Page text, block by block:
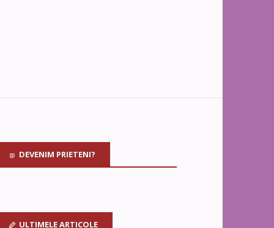
DEVENIM PRIETENI?
ULTIMELE ARTICOLE